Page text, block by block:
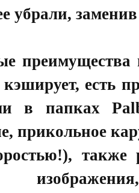
убрали,
преимущества
кэширует, есть
в папках
прикольное